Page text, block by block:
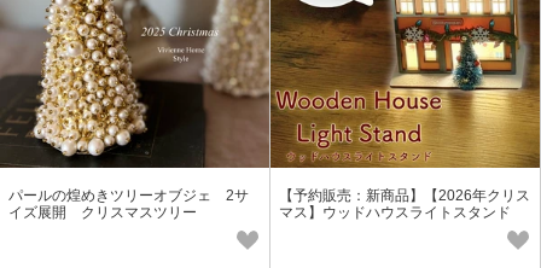
パールの煌めきツリーオブジェ 2サ
イズ展開 クリスマスツリー
【予約販売：新商品】【2026年クリス
マス】ウッドハウスライトスタンド